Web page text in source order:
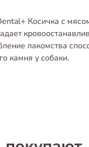
Косичка с
лакомства
камня у собаки.